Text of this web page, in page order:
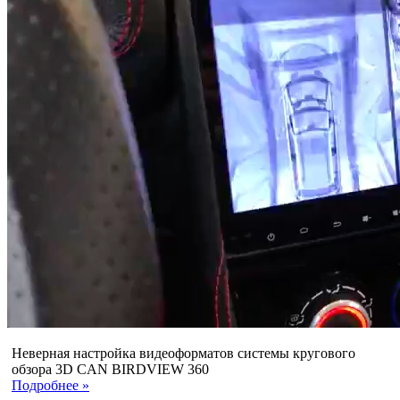
Неверная настройка видеоформатов системы кругового
обзора 3D CAN BIRDVIEW 360
Подробнее »